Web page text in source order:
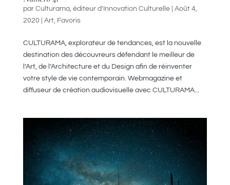
par Culturama, éditeur d'Innovation Culturelle| Août 4,
2020
Art, Favoris
CULTURAMA, explorateur de tendances, est la nouvelle
destination des découvreurs défendant le meilleur de
l’Art, de l’Architecture et du Design afin de réinventer
votre style de vie contemporain. Webmagazine et
diffuseur de création audiovisuelle avec CULTURAMA...